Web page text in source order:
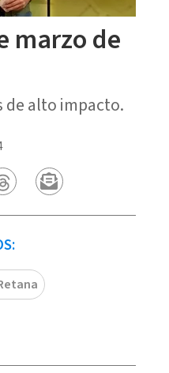
marzo de
de alto impacto.